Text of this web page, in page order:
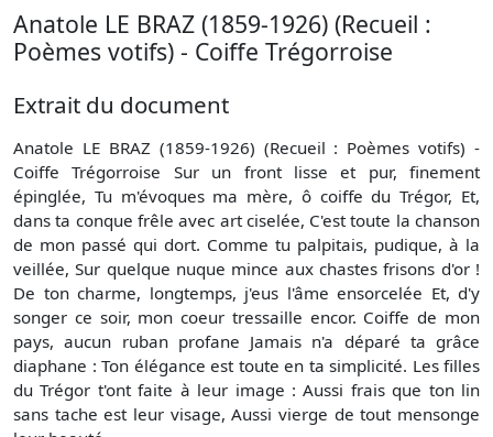
Anatole LE BRAZ (1859-1926) (Recueil :
Poèmes votifs) - Coiffe Trégorroise
Extrait du document
Anatole LE BRAZ (1859-1926) (Recueil : Poèmes votifs) -
Coiffe Trégorroise Sur un front lisse et pur, finement
épinglée, Tu m'évoques ma mère, ô coiffe du Trégor, Et,
dans ta conque frêle avec art ciselée, C'est toute la chanson
de mon passé qui dort. Comme tu palpitais, pudique, à la
veillée, Sur quelque nuque mince aux chastes frisons d'or !
De ton charme, longtemps, j'eus l'âme ensorcelée Et, d'y
songer ce soir, mon coeur tressaille encor. Coiffe de mon
pays, aucun ruban profane Jamais n'a déparé ta grâce
diaphane : Ton élégance est toute en ta simplicité. Les filles
du Trégor t'ont faite à leur image : Aussi frais que ton lin
sans tache est leur visage, Aussi vierge de tout mensonge